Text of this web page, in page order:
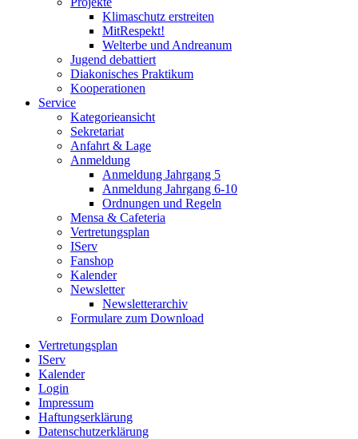
Klimaschutz erstreiten
MitRespekt!
Welterbe und Andreanum
Jugend debattiert
Diakonisches Praktikum
Kooperationen
Service
Kategorieansicht
Sekretariat
Anfahrt & Lage
Anmeldung
Anmeldung Jahrgang 5
Anmeldung Jahrgang 6-10
Ordnungen und Regeln
Mensa & Cafeteria
Vertretungsplan
IServ
Fanshop
Kalender
Newsletter
Newsletterarchiv
Formulare zum Download
Vertretungsplan
IServ
Kalender
Login
Impressum
Haftungserklärung
Datenschutzerklärung